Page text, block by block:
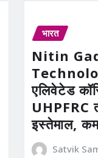
भारत
Nitin
एलिवेटेड
UHPFRC
इस्तेमाल,
Satvik